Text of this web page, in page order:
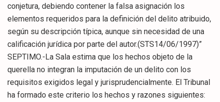
conjetura, debiendo contener la falsa asignación los
elementos requeridos para la definición del delito atribuido,
según su descripción típica, aunque sin necesidad de una
calificación jurídica por parte del autor.(STS14/06/1997)”
SEPTIMO.-La Sala estima que los hechos objeto de la
querella no integran la imputación de un delito con los
requisitos exigidos legal y jurisprudencialmente. El Tribunal
ha formado este criterio los hechos y razones siguientes: